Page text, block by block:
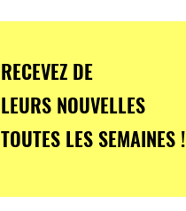
RECEVEZ DE
LEURS NOUVELLES
TOUTES LES SEMAINES !